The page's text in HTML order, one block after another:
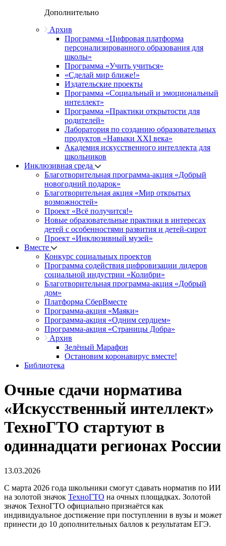
Дополнительно
Архив
Программа «Цифровая платформа
персонализированного образования для
школы»
Программа «Учить учиться»
«Сделай мир ближе!»
Издательские проекты
Программа «Социальный и эмоциональный
интеллект»
Программа «Практики открытости для
родителей»
Лаборатория по созданию образовательных
продуктов «Навыки XXI века»
Академия искусственного интеллекта для
школьников
Инклюзивная среда
Благотворительная программа-акция «Добрый
новогодний подарок»
Благотворительная акция «Мир открытых
возможностей»
Проект «Всё получится!»
Новые образовательные практики в интересах
детей с особенностями развития и детей-сирот
Проект «Инклюзивный музей»
Вместе
Конкурс социальных проектов
Программа содействия цифровизации лидеров
социальной индустрии «Колибри»
Благотворительная программа-акция «Добрый
дом»
Платформа СберВместе
Программа-акция «Маяки»
Программа-акция «Одним сердцем»
Программа-акция «Страницы Добра»
Архив
Зелёный Марафон
Остановим коронавирус вместе!
Библиотека
Очные сдачи норматива
«Искусственный интеллект»
ТехноГТО стартуют в
одиннадцати регионах России
13.03.2026
С марта 2026 года школьники смогут сдавать норматив по ИИ
на золотой значок ТехноГТО на очных площадках. Золотой
значок ТехноГТО официально признаётся как
индивидуальное достижение при поступлении в вузы и может
принести до 10 дополнительных баллов к результатам ЕГЭ.